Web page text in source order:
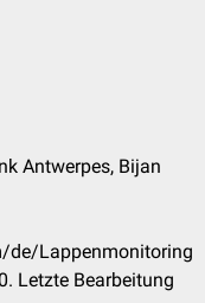
Antwerpes, Bijan
de/Lappenmonitoring
Letzte Bearbeitung